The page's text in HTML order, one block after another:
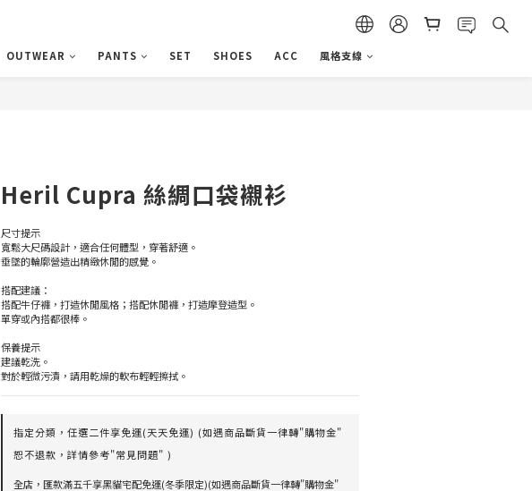
OUTWEAR PANTS SET SHOES ACC 風格支線
Heril Cupra 絲綢口袋襯衫
​尺寸提示
寬鬆大尺碼設計，適合任何體型，穿著舒適。
垂墜的輪廓營造出精緻休閒的感覺。
​搭配建議：
搭配牛仔褲，打造休閒風格；搭配休閒褲，打造摩登造型。
單穿或內搭都很棒。
​保養提示
建議乾洗。
對於輕微污漬，請用乾燥的軟布輕輕擦拭。
指定分類，任選二件享免運(天天免運) (如遇商品斷貨一律轉"購物金"
恕不退款，詳情參考"常見問題" )
全店，匯款滿五千享黑貓宅配免運(冬季限定)(如遇商品斷貨一律轉"購物金"